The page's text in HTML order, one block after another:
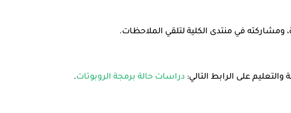
ومشاركته في منتدى الكلية لتلقي الملاحظات.
على الرابط التالي: دراسات حالة برمجة الروبوتات.